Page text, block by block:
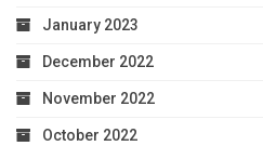
January 2023
December 2022
November 2022
October 2022